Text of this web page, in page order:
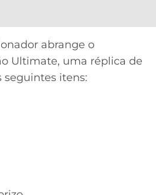
abrange o
Ultimate, uma réplica de
seguintes itens: